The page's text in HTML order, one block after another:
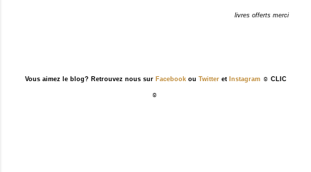
livres offerts merci
Vous aimez le blog? Retrouvez nous sur Facebookou Twitteret Instagram☺ CLIC
☺